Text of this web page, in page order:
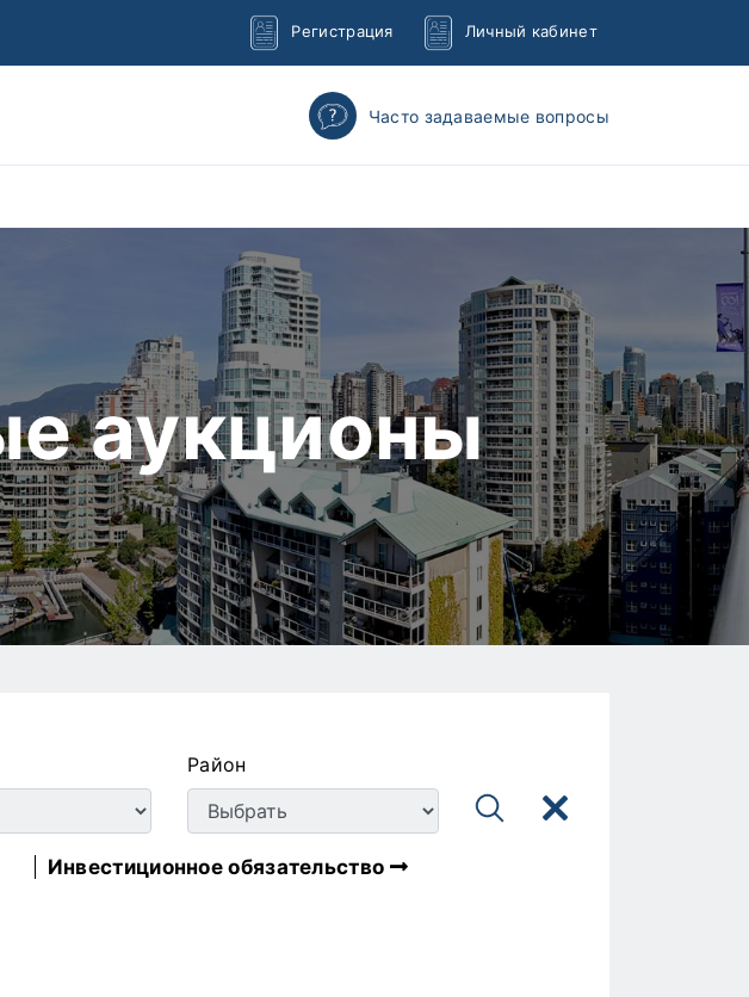
Регистрация Личный кабинет
Часто задаваемые вопросы
аукционы
Район
Инвестиционное обязательство